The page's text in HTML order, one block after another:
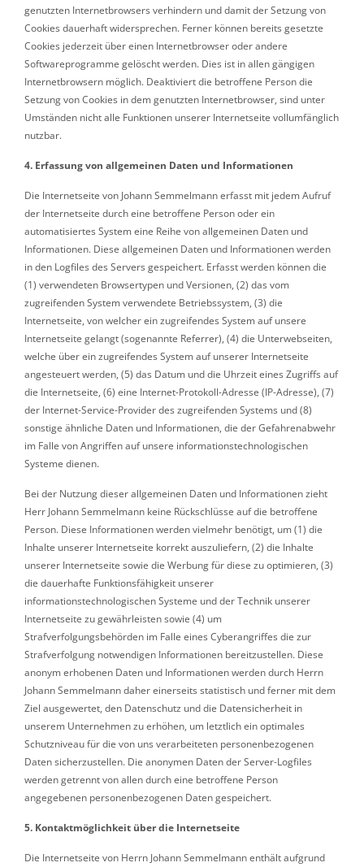
genutzten Internetbrowsers verhindern und damit der Setzung von
Cookies dauerhaft widersprechen. Ferner können bereits gesetzte
Cookies jederzeit über einen Internetbrowser oder andere
Softwareprogramme gelöscht werden. Dies ist in allen gängigen
Internetbrowsern möglich. Deaktiviert die betroffene Person die
Setzung von Cookies in dem genutzten Internetbrowser, sind unter
Umständen nicht alle Funktionen unserer Internetseite vollumfänglich
nutzbar.
4. Erfassung von allgemeinen Daten und Informationen
Die Internetseite von Johann Semmelmann erfasst mit jedem Aufruf
der Internetseite durch eine betroffene Person oder ein
automatisiertes System eine Reihe von allgemeinen Daten und
Informationen. Diese allgemeinen Daten und Informationen werden
in den Logfiles des Servers gespeichert. Erfasst werden können die
(1) verwendeten Browsertypen und Versionen, (2) das vom
zugreifenden System verwendete Betriebssystem, (3) die
Internetseite, von welcher ein zugreifendes System auf unsere
Internetseite gelangt (sogenannte Referrer), (4) die Unterwebseiten,
welche über ein zugreifendes System auf unserer Internetseite
angesteuert werden, (5) das Datum und die Uhrzeit eines Zugriffs auf
die Internetseite, (6) eine Internet-Protokoll-Adresse (IP-Adresse), (7)
der Internet-Service-Provider des zugreifenden Systems und (8)
sonstige ähnliche Daten und Informationen, die der Gefahrenabwehr
im Falle von Angriffen auf unsere informationstechnologischen
Systeme dienen.
Bei der Nutzung dieser allgemeinen Daten und Informationen zieht
Herr Johann Semmelmann keine Rückschlüsse auf die betroffene
Person. Diese Informationen werden vielmehr benötigt, um (1) die
Inhalte unserer Internetseite korrekt auszuliefern, (2) die Inhalte
unserer Internetseite sowie die Werbung für diese zu optimieren, (3)
die dauerhafte Funktionsfähigkeit unserer
informationstechnologischen Systeme und der Technik unserer
Internetseite zu gewährleisten sowie (4) um
Strafverfolgungsbehörden im Falle eines Cyberangriffes die zur
Strafverfolgung notwendigen Informationen bereitzustellen. Diese
anonym erhobenen Daten und Informationen werden durch Herrn
Johann Semmelmann daher einerseits statistisch und ferner mit dem
Ziel ausgewertet, den Datenschutz und die Datensicherheit in
unserem Unternehmen zu erhöhen, um letztlich ein optimales
Schutzniveau für die von uns verarbeiteten personenbezogenen
Daten sicherzustellen. Die anonymen Daten der Server-Logfiles
werden getrennt von allen durch eine betroffene Person
angegebenen personenbezogenen Daten gespeichert.
5. Kontaktmöglichkeit über die Internetseite
Die Internetseite von Herrn Johann Semmelmann enthält aufgrund